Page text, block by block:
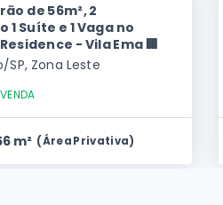
de 56m², 2
Suíte e 1 Vaga no
- Vila Ema 🏢
SP, Zona Leste
VENDA
m² (Área Privativa)